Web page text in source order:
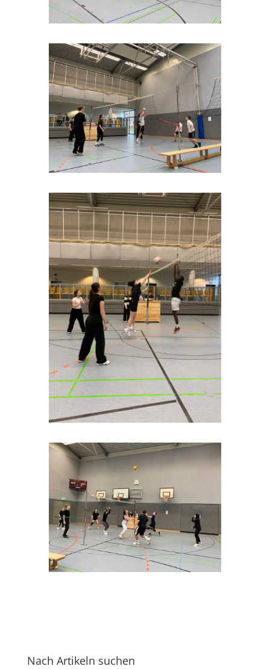
Nach Artikeln suchen